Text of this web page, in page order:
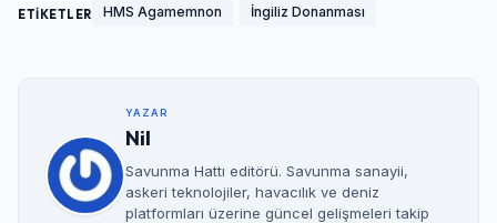
ETİKETLER HMS Agamemnon İngiliz Donanması
YAZAR
Nil
Savunma Hattı editörü. Savunma sanayii,
askeri teknolojiler, havacılık ve deniz
platformları üzerine güncel gelişmeleri takip